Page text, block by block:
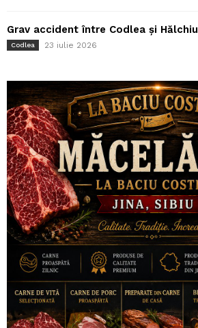
Grav accident între Codlea și Hălchiu
Codlea 23 iulie 2026